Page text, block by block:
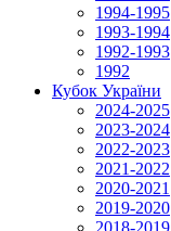
1994-1995
1993-1994
1992-1993
1992
Кубок України
2024-2025
2023-2024
2022-2023
2021-2022
2020-2021
2019-2020
2018-2019